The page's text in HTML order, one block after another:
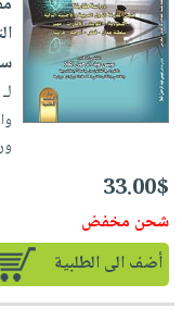
33.00$
شحن مخفض
أضف الى الطلبية